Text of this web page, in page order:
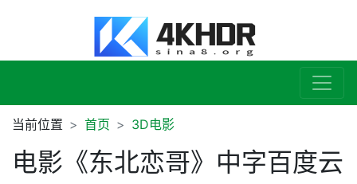
当前位置 首页 3D电影
电影《东北恋哥》中字百度云